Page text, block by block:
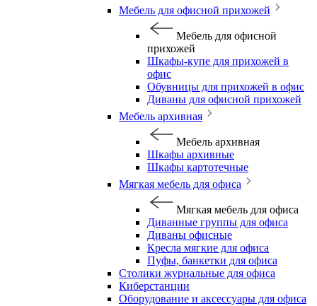
Мебель для офисной прихожей
Мебель для офисной
прихожей
Шкафы-купе для прихожей в
офис
Обувницы для прихожей в офис
Диваны для офисной прихожей
Мебель архивная
Мебель архивная
Шкафы архивные
Шкафы картотечные
Мягкая мебель для офиса
Мягкая мебель для офиса
Диванные группы для офиса
Диваны офисные
Кресла мягкие для офиса
Пуфы, банкетки для офиса
Столики журнальные для офиса
Киберстанции
Оборудование и аксессуары для офиса